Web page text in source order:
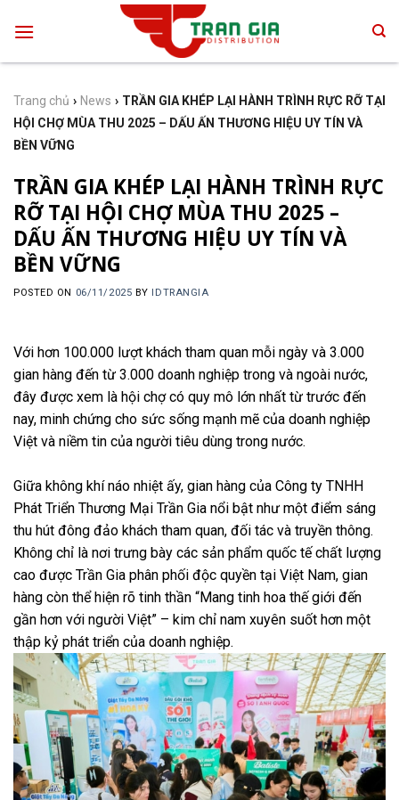
Trang chủ › News › TRẦN GIA KHÉP LẠI HÀNH TRÌNH RỰC RỠ TẠI
HỘI CHỢ MÙA THU 2025 – DẤU ẤN THƯƠNG HIỆU UY TÍN VÀ
BỀN VỮNG
TRẦN GIA KHÉP LẠI HÀNH TRÌNH RỰC
RỠ TẠI HỘI CHỢ MÙA THU 2025 –
DẤU ẤN THƯƠNG HIỆU UY TÍN VÀ
BỀN VỮNG
POSTED ON 06/11/2025 BY IDTRANGIA
Với hơn 100.000 lượt khách tham quan mỗi ngày và 3.000
gian hàng đến từ 3.000 doanh nghiệp trong và ngoài nước,
đây được xem là hội chợ có quy mô lớn nhất từ trước đến
nay, minh chứng cho sức sống mạnh mẽ của doanh nghiệp
Việt và niềm tin của người tiêu dùng trong nước.
Giữa không khí náo nhiệt ấy, gian hàng của Công ty TNHH
Phát Triển Thương Mại Trần Gia nổi bật như một điểm sáng
thu hút đông đảo khách tham quan, đối tác và truyền thông.
Không chỉ là nơi trưng bày các sản phẩm quốc tế chất lượng
cao được Trần Gia phân phối độc quyền tại Việt Nam, gian
hàng còn thể hiện rõ tinh thần “Mang tinh hoa thế giới đến
gần hơn với người Việt” – kim chỉ nam xuyên suốt hơn một
thập kỷ phát triển của doanh nghiệp.